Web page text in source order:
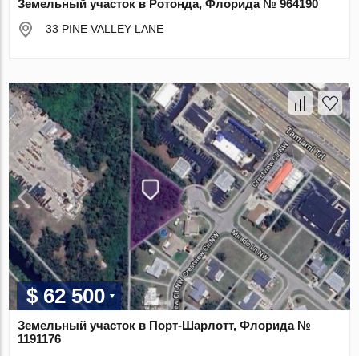
Земельный участок в Ротонда, Флорида № 964190
33 PINE VALLEY LANE
$ 62 500
Земельный участок в Порт-Шарлотт, Флорида №
1191176